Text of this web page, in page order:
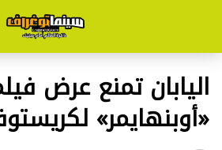
اليابان تمنع عرض
«أوبنهايمر»